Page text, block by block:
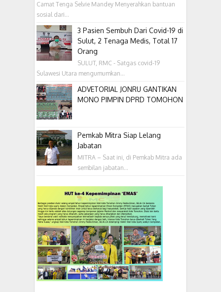
Camat Tenga Selvie Mandey Menyerahkan bantuan
sosial dari...
3 Pasien Sembuh Dari Covid-19 di
Sulut, 2 Tenaga Medis, Total 17
Orang
SULUT, RMC - Satgas covid-19
Sulawesi Utara mengumumkan...
ADVETORIAL JONRU GANTIKAN
MONO PIMPIN DPRD TOMOHON
Pemkab Mitra Siap Lelang
Jabatan
MITRA – Saat ini, di Pemkab Mitra ada
sembilan jabatan...